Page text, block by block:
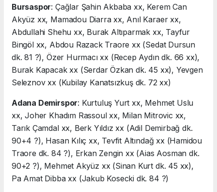
Bursaspor: Çağlar Şahin Akbaba xx, Kerem Can
Akyüz xx, Mamadou Diarra xx, Anıl Karaer xx,
Abdullahi Shehu xx, Burak Altıparmak xx, Tayfur
Bingöl xx, Abdou Razack Traore xx (Sedat Dursun
dk. 81 ?), Özer Hurmacı xx (Recep Aydın dk. 66 xx),
Burak Kapacak xx (Serdar Özkan dk. 45 xx), Yevgen
Seleznov xx (Kubilay Kanatsızkuş dk. 72 xx)
Adana Demirspor: Kurtuluş Yurt xx, Mehmet Uslu
xx, Joher Khadım Rassoul xx, Milan Mitrovic xx,
Tarık Çamdal xx, Berk Yıldız xx (Adil Demirbağ dk.
90+4 ?), Hasan Kılıç xx, Tevfit Altındağ xx (Hamidou
Traore dk. 84 ?), Erkan Zengin xx (Aias Aosman dk.
90+2 ?), Mehmet Akyüz xx (Sinan Kurt dk. 45 xx),
Pa Amat Dibba xx (Jakub Kosecki dk. 84 ?)